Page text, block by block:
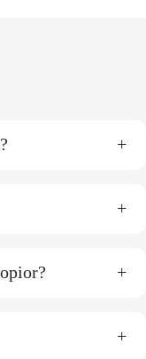
+
+
+
+